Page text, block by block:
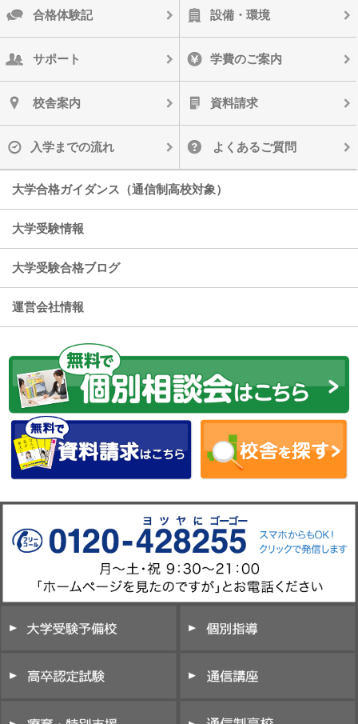
合格体験記 設備・環境
サポート 学費のご案内
校舎案内 資料請求
入学までの流れ よくあるご質問
大学合格ガイダンス（通信制高校対象）
大学受験情報
大学受験合格ブログ
運営会社情報